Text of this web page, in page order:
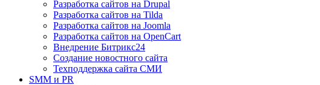
Разработка сайтов на Drupal
Разработка сайтов на Tilda
Разработка сайтов на Joomla
Разработка сайтов на OpenCart
Внедрение Битрикс24
Создание новостного сайта
Техподдержка сайта СМИ
SMM и PR